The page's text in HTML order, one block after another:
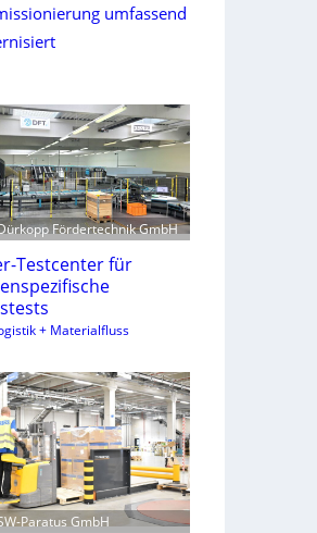
umfassend
Fördertechnik GmbH
Testcenter für
+ Materialfluss
Paratus GmbH